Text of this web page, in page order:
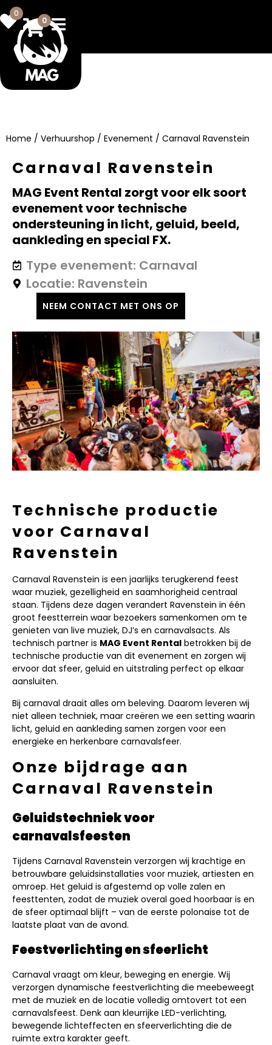
0
0
Home / Verhuurshop / Evenement / Carnaval Ravenstein
Carnaval Ravenstein
MAG Event Rental zorgt voor elk soort
evenement voor technische
ondersteuning in licht, geluid, beeld,
aankleding en special FX.
Carnaval
Ravenstein
NEEM CONTACT MET ONS OP
Technische productie
voor Carnaval
Ravenstein
Carnaval Ravenstein is een jaarlijks terugkerend feest
waar muziek, gezelligheid en saamhorigheid centraal
staan. Tijdens deze dagen verandert Ravenstein in één
groot feestterrein waar bezoekers samenkomen om te
genieten van live muziek, DJ’s en carnavalsacts. Als
technisch partner is MAG Event Rental betrokken bij de
technische productie van dit evenement en zorgen wij
ervoor dat sfeer, geluid en uitstraling perfect op elkaar
aansluiten.
Bij carnaval draait alles om beleving. Daarom leveren wij
niet alleen techniek, maar creëren we een setting waarin
licht, geluid en aankleding samen zorgen voor een
energieke en herkenbare carnavalsfeer.
Onze bijdrage aan
Carnaval Ravenstein
Geluidstechniek voor
carnavalsfeesten
Tijdens Carnaval Ravenstein verzorgen wij krachtige en
betrouwbare geluidsinstallaties voor muziek, artiesten en
omroep. Het geluid is afgestemd op volle zalen en
feesttenten, zodat de muziek overal goed hoorbaar is en
de sfeer optimaal blijft – van de eerste polonaise tot de
laatste plaat van de avond.
Feestverlichting en sfeerlicht
Carnaval vraagt om kleur, beweging en energie. Wij
verzorgen dynamische feestverlichting die meebeweegt
met de muziek en de locatie volledig omtovert tot een
carnavalsfeest. Denk aan kleurrijke LED-verlichting,
bewegende lichteffecten en sfeerverlichting die de
ruimte extra karakter geeft.